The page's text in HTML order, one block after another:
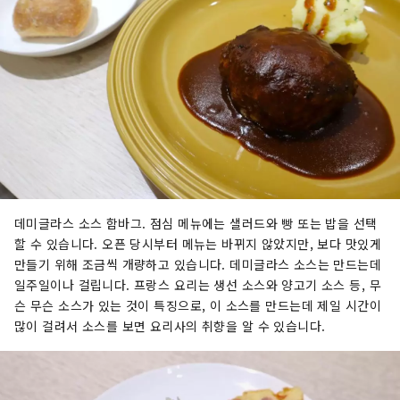
데미글라스 소스 함바그. 점심 메뉴에는 샐러드와 빵 또는 밥을 선택
할 수 있습니다. 오픈 당시부터 메뉴는 바뀌지 않았지만, 보다 맛있게
만들기 위해 조금씩 개량하고 있습니다. 데미글라스 소스는 만드는데
일주일이나 걸립니다. 프랑스 요리는 생선 소스와 양고기 소스 등, 무
슨 무슨 소스가 있는 것이 특징으로, 이 소스를 만드는데 제일 시간이
많이 걸려서 소스를 보면 요리사의 취향을 알 수 있습니다.